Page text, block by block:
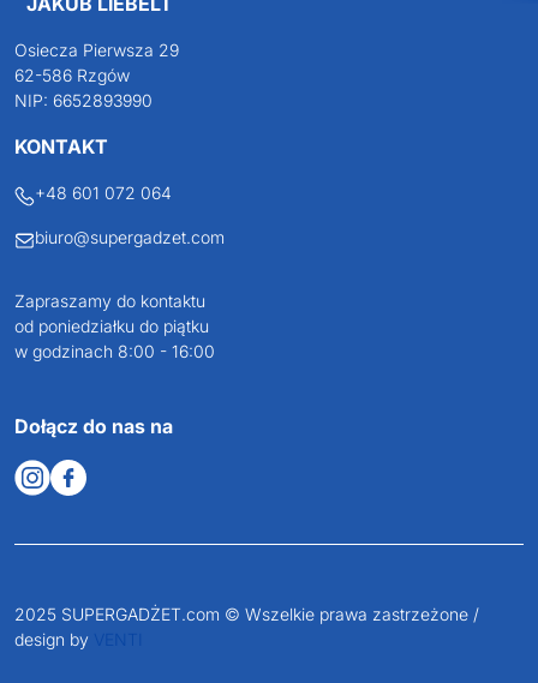
Osiecza Pierwsza 29
62-586 Rzgów
NIP: 6652893990
KONTAKT
+48 601 072 064
biuro@supergadzet.com
Zapraszamy do kontaktu
od poniedziałku do piątku
w godzinach 8:00 - 16:00
Dołącz do nas na
2025 SUPERGADŻET.com © Wszelkie prawa zastrzeżone /
design by VENTI